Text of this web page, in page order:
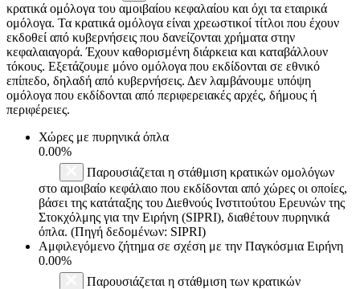
κρατικά ομόλογα του αμοιβαίου κεφαλαίου και όχι τα εταιρικά
ομόλογα. Τα κρατικά ομόλογα είναι χρεωστικοί τίτλοι που έχουν
εκδοθεί από κυβερνήσεις που δανείζονται χρήματα στην
κεφαλαιαγορά. Έχουν καθορισμένη διάρκεια και καταβάλλουν
τόκους. Εξετάζουμε μόνο ομόλογα που εκδίδονται σε εθνικό
επίπεδο, δηλαδή από κυβερνήσεις. Δεν λαμβάνουμε υπόψη
ομόλογα που εκδίδονται από περιφερειακές αρχές, δήμους ή
περιφέρειες.
Χώρες με πυρηνικά όπλα
0.00%
Παρουσιάζεται η στάθμιση κρατικών ομολόγων
στο αμοιβαίο κεφάλαιο που εκδίδονται από χώρες οι οποίες,
βάσει της κατάταξης του Διεθνούς Ινστιτούτου Ερευνών της
Στοκχόλμης για την Ειρήνη (SIPRI), διαθέτουν πυρηνικά
όπλα. (Πηγή δεδομένων: SIPRI)
Αμφιλεγόμενο ζήτημα σε σχέση με την Παγκόσμια Ειρήνη
0.00%
Παρουσιάζεται η στάθμιση των κρατικών